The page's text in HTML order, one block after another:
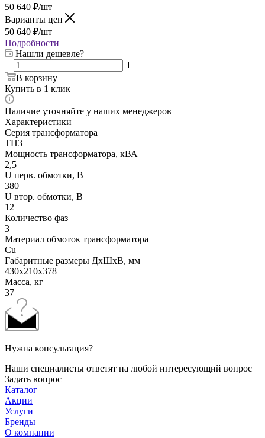
50 640 ₽/шт
Варианты цен
50 640 ₽/шт
Подробности
Нашли дешевле?
В корзину
Купить в 1 клик
Наличие уточняйте у наших менеджеров
Характеристики
Серия трансформатора
ТП3
Мощность трансформатора, кВА
2,5
U перв. обмотки, В
380
U втор. обмотки, В
12
Количество фаз
3
Материал обмоток трансформатора
Cu
Габаритные размеры ДхШхВ, мм
430x210x378
Масса, кг
37
Нужна консультация?
Наши специалисты ответят на любой интересующий вопрос
Задать вопрос
Каталог
Акции
Услуги
Бренды
О компании